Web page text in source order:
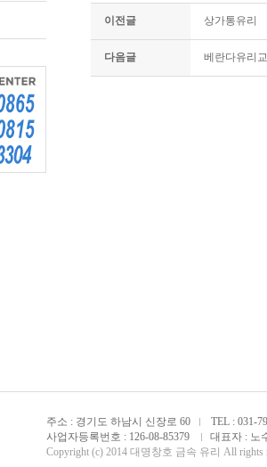
이전글 상가통유리
다음글 베란다유리
주소 : 경기도 하남시 신장로 60
TEL : 031-
사업자등록번호 : 126-08-85379
대표자 : 노
Copyright (c) 2014 대명창호 금속 유리 All rights